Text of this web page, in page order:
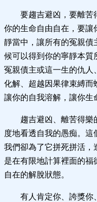
要趨吉避凶，要離苦
你的生命自由自在，要讓
靜當中，讓所有的冤親債
候可以得到你的寧靜本質
冤親債主或這一生的仇人
化解、超越因果律束縛而
讓你的自我溶解，讓你生
趨吉避凶、離苦得樂
度地看透自我的愚痴。這
我們卻為了它拼死拼活，
是在有限地計算裡面的福
自在的解脫狀態。
有人肯定你、誇獎你